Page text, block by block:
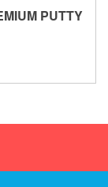
PUTTY